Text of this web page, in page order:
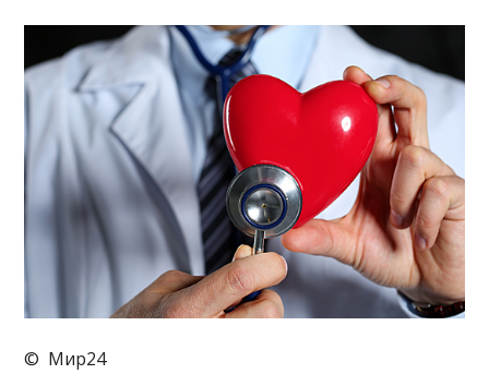
© Мир24